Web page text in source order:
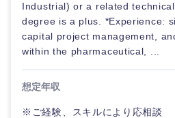
Industrial) or a related
degree is a plus. *Experience:
capital project management,
within the pharmaceutical, ...
想定年収
※ご経験、スキルにより応相談